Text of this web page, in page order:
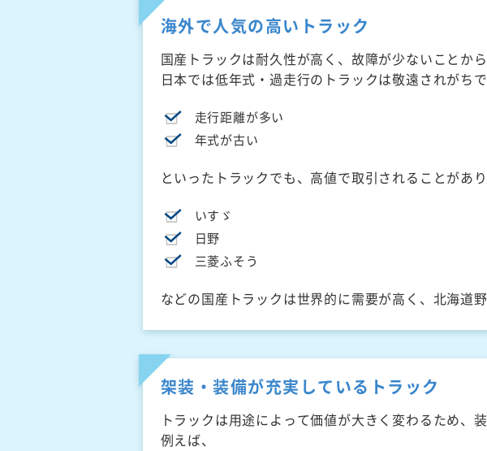
海外で人気の高いトラック
国産トラックは耐久性が高く、故障が少ないことか
日本では低年式・過走行のトラックは敬遠されがち
走行距離が多い
年式が古い
といったトラックでも、高値で取引されることがあり
いすゞ
日野
三菱ふそう
などの国産トラックは世界的に需要が高く、北海道
架装・装備が充実しているトラック
トラックは用途によって価値が大きく変わるため、
例えば、